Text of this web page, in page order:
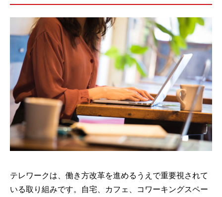
テレワークは、働き方改革を進めるうえで重要視されて
いる取り組みです。自宅、カフェ、コワーキングスペー